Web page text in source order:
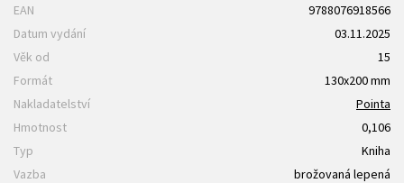
EAN
9788076918566
Datum vydání
03.11.2025
Věk od
15
Formát
130x200 mm
Nakladatelství
Pointa
Hmotnost
0,106
Typ
Kniha
Vazba
brožovaná lepená